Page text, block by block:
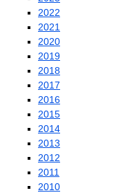
2022
2021
2020
2019
2018
2017
2016
2015
2014
2013
2012
2011
2010